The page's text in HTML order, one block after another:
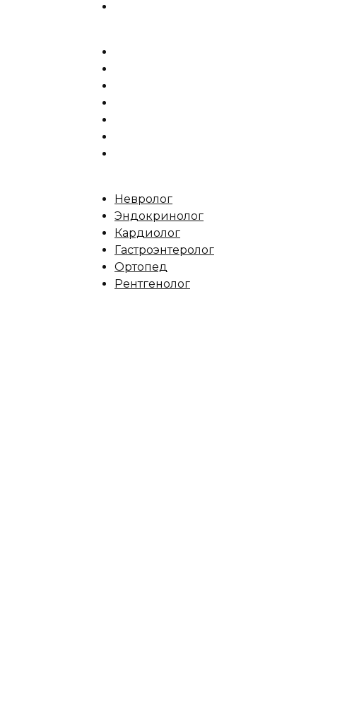
Невролог
Эндокринолог
Кардиолог
Гастроэнтеролог
Ортопед
Рентгенолог